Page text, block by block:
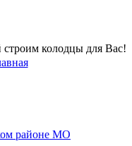
строим колодцы для Вас!
районе МО